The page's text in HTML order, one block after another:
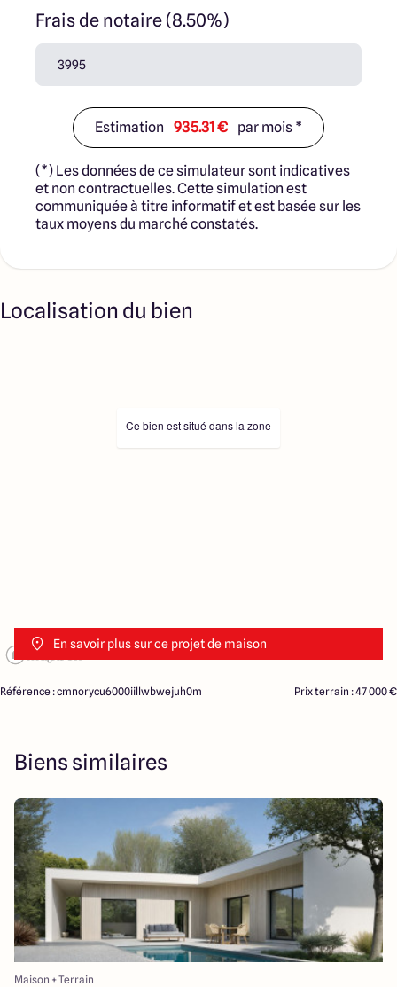
Frais de notaire (8.50%)
Estimation 935.31 € par mois *
(*) Les données de ce simulateur sont indicatives
et non contractuelles. Cette simulation est
communiquée à titre informatif et est basée sur les
taux moyens du marché constatés.
Localisation du bien
En savoir plus sur ce projet de maison
Ce bien est situé dans la zone
Référence : cmnorycu6000iillwbwejuh0m Prix terrain : 47 000 €
Biens similaires
Maison + Terrain